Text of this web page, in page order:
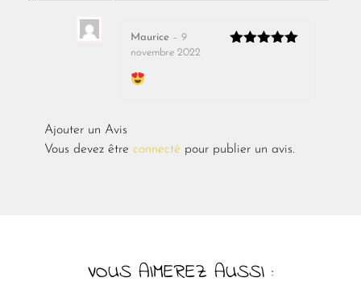
Maurice – 9
novembre 2022
Ajouter un Avis
Vous devez être connecté pour publier un avis.
VOUS AIMEREZ AUSSI :